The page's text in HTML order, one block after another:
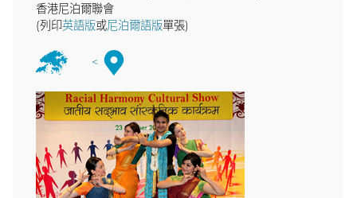
香港尼泊爾聯會
(列印英語版或尼泊爾語版單張)
<